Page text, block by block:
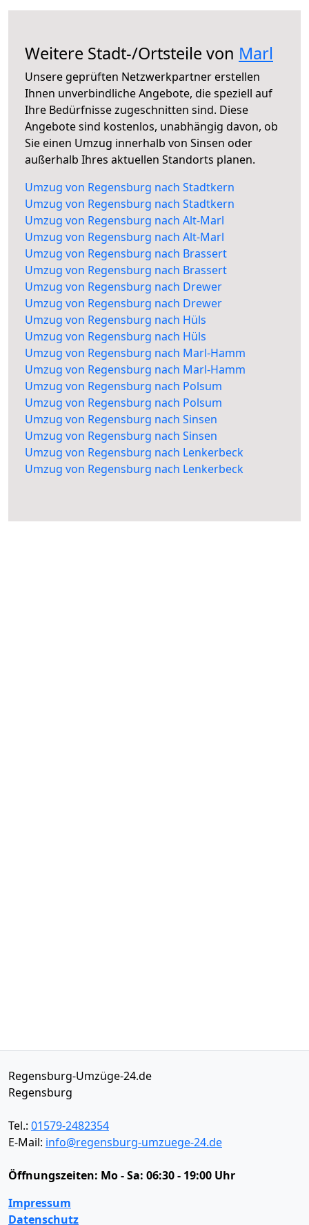
Weitere Stadt-/Ortsteile von Marl
Unsere geprüften Netzwerkpartner erstellen
Ihnen unverbindliche Angebote, die speziell auf
Ihre Bedürfnisse zugeschnitten sind. Diese
Angebote sind kostenlos, unabhängig davon, ob
Sie einen Umzug innerhalb von Sinsen oder
außerhalb Ihres aktuellen Standorts planen.
Umzug von Regensburg nach Stadtkern
Umzug von Regensburg nach Stadtkern
Umzug von Regensburg nach Alt-Marl
Umzug von Regensburg nach Alt-Marl
Umzug von Regensburg nach Brassert
Umzug von Regensburg nach Brassert
Umzug von Regensburg nach Drewer
Umzug von Regensburg nach Drewer
Umzug von Regensburg nach Hüls
Umzug von Regensburg nach Hüls
Umzug von Regensburg nach Marl-Hamm
Umzug von Regensburg nach Marl-Hamm
Umzug von Regensburg nach Polsum
Umzug von Regensburg nach Polsum
Umzug von Regensburg nach Sinsen
Umzug von Regensburg nach Sinsen
Umzug von Regensburg nach Lenkerbeck
Umzug von Regensburg nach Lenkerbeck
Regensburg-Umzüge-24.de
Regensburg
Tel.: 01579-2482354
E-Mail: info@regensburg-umzuege-24.de
Öffnungszeiten: Mo - Sa: 06:30 - 19:00 Uhr
Impressum
Datenschutz